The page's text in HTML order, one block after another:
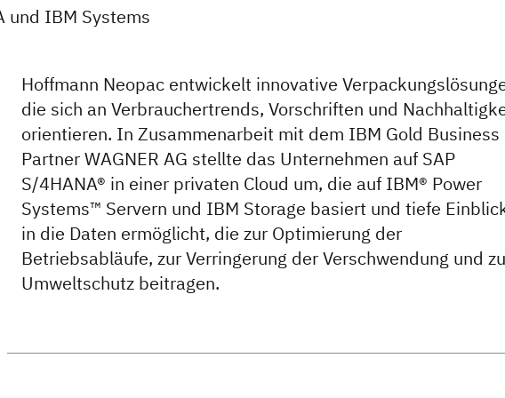
und IBM Systems
Hoffmann Neopac entwickelt innovative
die sich an Verbrauchertrends, Vorschriften und
orientieren. In Zusammenarbeit mit dem IBM Gold Business
Partner WAGNER AG stellte das Unternehmen auf SAP
S/4HANA® in einer privaten Cloud um, die auf IBM® Power
Systems™ Servern und IBM Storage basiert und tiefe
in die Daten ermöglicht, die zur Optimierung der
Betriebsabläufe, zur Verringerung der Verschwendung und
Umweltschutz beitragen.